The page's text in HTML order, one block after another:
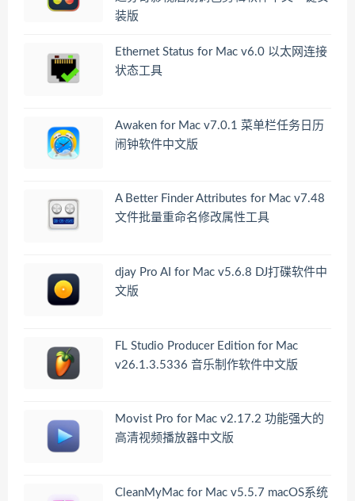
装版
Ethernet Status for Mac v6.0 以太网连接
状态工具
Awaken for Mac v7.0.1 菜单栏任务日历
闹钟软件中文版
A Better Finder Attributes for Mac v7.48
文件批量重命名修改属性工具
djay Pro AI for Mac v5.6.8 DJ打碟软件中
文版
FL Studio Producer Edition for Mac
v26.1.3.5336 音乐制作软件中文版
Movist Pro for Mac v2.17.2 功能强大的
高清视频播放器中文版
CleanMyMac for Mac v5.5.7 macOS系统